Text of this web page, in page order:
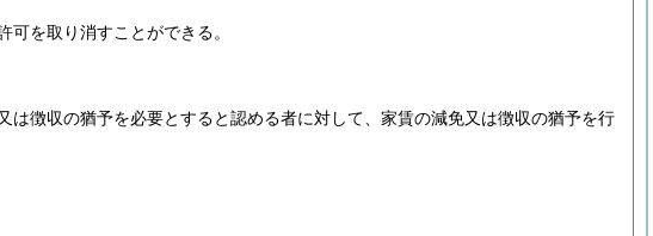
可を取り消すことができる。
徴収の猶予を必要とすると認める者に対して、家賃の減免又は徴収の猶予を行